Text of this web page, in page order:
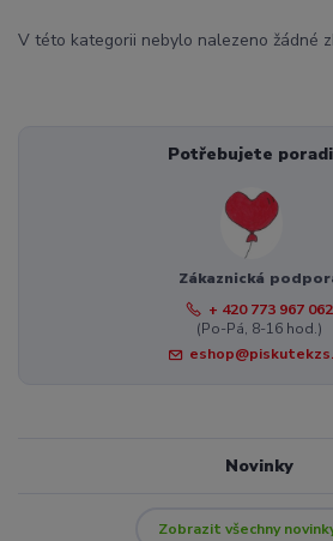
V této kategorii nebylo nalezeno žádné
Potřebujete
Zákaznická
+ 420 773 967 062
(Po-Pá, 8-16 hod.)
Novinky
Zobrazit všechny